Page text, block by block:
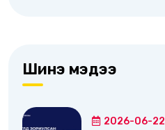
Шинэ мэдээ
2026-06-22